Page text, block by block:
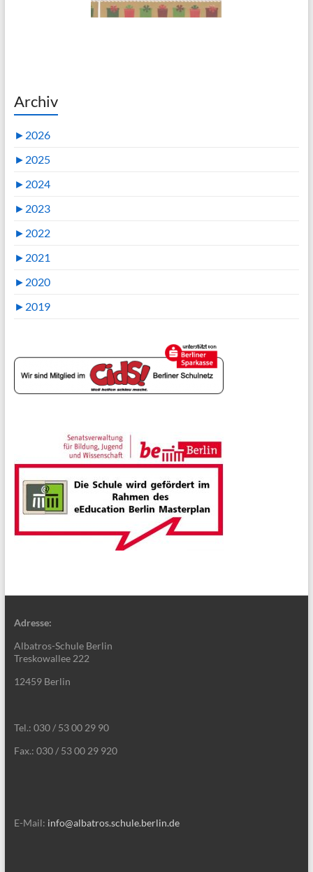
Archiv
► 2026
► 2025
► 2024
► 2023
► 2022
► 2021
► 2020
► 2019
Adresse:
Albatros-Schule Berlin
Treskowallee 222
12459 Berlin
Tel.: 030 / 53 00 29 90
Fax.: 030 / 53 00 29 920
E-Mail: info@albatros.schule.berlin.de